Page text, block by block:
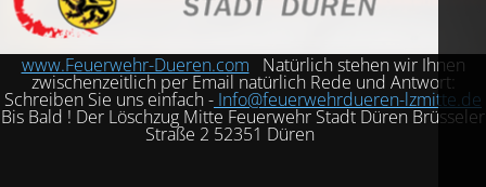
www.Feuerwehr-Dueren.com Natürlich stehen wir Ihnen
zwischenzeitlich per Email natürlich Rede und Antwort:
Schreiben Sie uns einfach - Info@feuerwehrdueren-lzmitte.de
Bis Bald ! Der Löschzug Mitte Feuerwehr Stadt Düren Brüsseler
Straße 2 52351 Düren